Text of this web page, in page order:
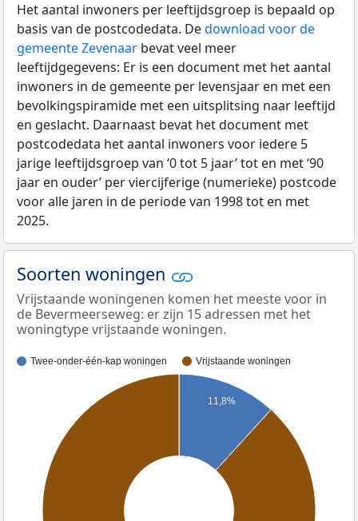
Het aantal inwoners per leeftijdsgroep is bepaald op
basis van de postcodedata. Dedownload voor de
gemeente Zevenaar bevat veel meer
leeftijdgegevens: Er is een document met het aantal
inwoners in de gemeente per levensjaar en met een
bevolkingspiramide met een uitsplitsing naar leeftijd
en geslacht. Daarnaast bevat het document met
postcodedata het aantal inwoners voor iedere 5
jarige leeftijdsgroep van ‘0 tot 5 jaar’ tot en met ‘90
jaar en ouder’ per viercijferige (numerieke) postcode
voor alle jaren in de periode van 1998 tot en met
2025.
Soorten woningen
Vrijstaande woningenen komen het meeste voor in
de Bevermeerseweg: er zijn 15 adressen met het
woningtype vrijstaande woningen.
Twee-onder-één-kap woningen Vrijstaande woningen
11,8%